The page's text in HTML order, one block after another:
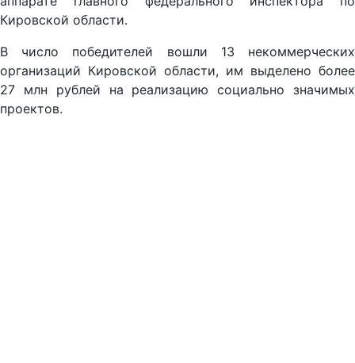
Кировской области.
В число победителей вошли 13 некоммерческих
организаций Кировской области, им выделено более
27 млн рублей на реализацию социально значимых
проектов.